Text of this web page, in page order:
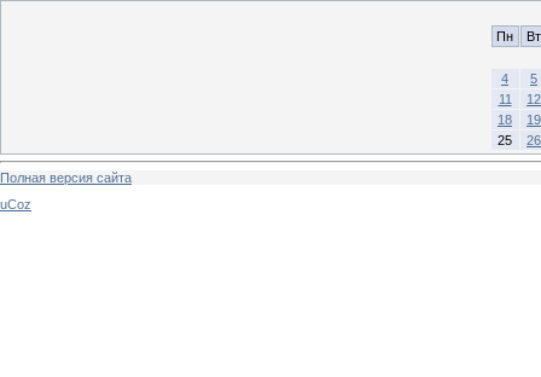
Пн Вт
4
5
11
12
18
19
25
26
Полная версия сайта
uCoz